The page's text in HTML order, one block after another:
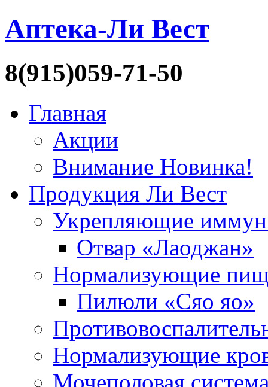
Аптека-Ли Вест
8(915)059-71-50
Главная
Акции
Внимание Новинка!
Продукция Ли Вест
Укрепляющие
Отвар «Лаоджан»
Нормализующие
Пилюли «Сяо яо»
Нормализующие
Мочеполовая